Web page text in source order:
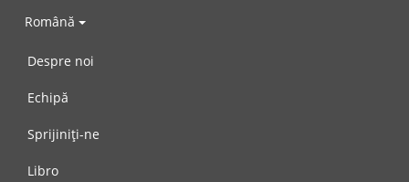
Română
Despre noi
Echipă
Sprijiniți-ne
Libro